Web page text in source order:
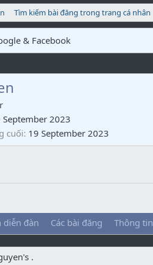
Tìm kiếm bài đăng trong trang cá nhân
& Facebook
September 2023
cuối 19 September 2023
diễn đàn Các bài đăng Thông tin
.